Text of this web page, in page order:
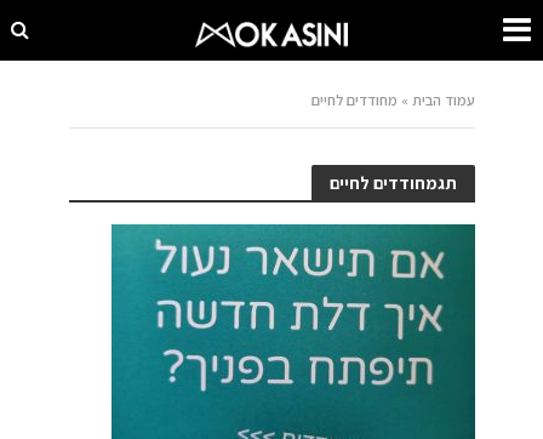
עמוד הבית » מחודדים לחיים
תגמחודדים לחיים